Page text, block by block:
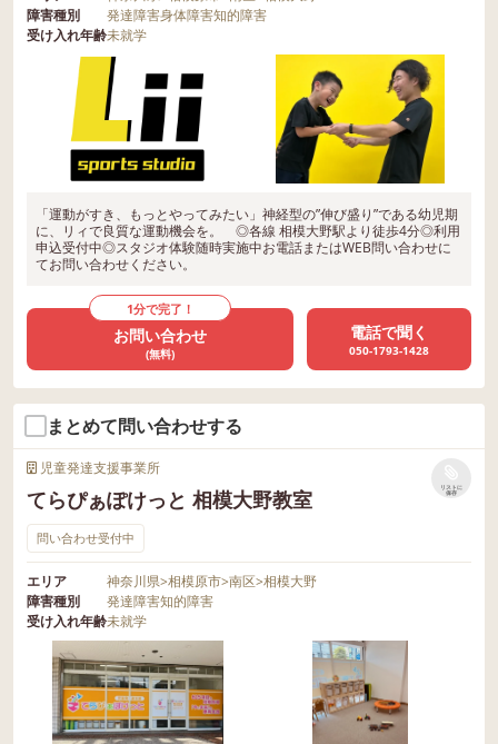
障害種別
発達障害身体障害知的障害
受け入れ年齢未就学
「運動がすき、もっとやってみたい」神経型の”伸び盛り”である幼児期
に、リィで良質な運動機会を。 ◎各線 相模大野駅より徒歩4分◎利用
申込受付中◎スタジオ体験随時実施中お電話またはWEB問い合わせに
てお問い合わせください。
1分で完了！
お問い合わせ
(無料)
電話で聞く
050-1793-1428
まとめて問い合わせする
児童発達支援事業所
てらぴぁぽけっと 相模大野教室
リストに
保存
問い合わせ受付中
エリア 神奈川県>相模原市>南区>相模大野
障害種別
発達障害知的障害
受け入れ年齢未就学